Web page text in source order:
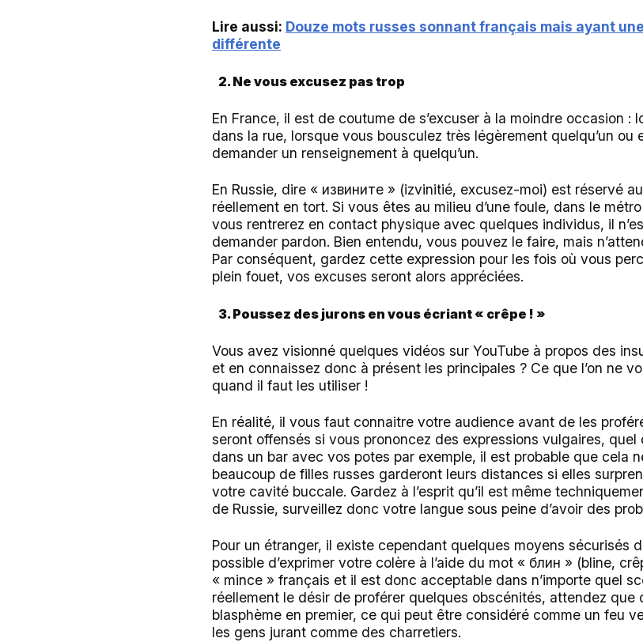
Lire aussi: Douze mots russes sonnant français mais ayant
différente
2. Ne vous excusez pas trop
En France, il est de coutume de s’excuser à la moindre occasion :
dans la rue, lorsque vous bousculez très légèrement quelqu’un ou
demander un renseignement à quelqu’un.
En Russie, dire « извините » (izvinitié, excusez-moi) est réservé
réellement en tort. Si vous êtes au milieu d’une foule, dans le
vous rentrerez en contact physique avec quelques individus, il
demander pardon. Bien entendu, vous pouvez le faire, mais
Par conséquent, gardez cette expression pour les fois où vous
plein fouet, vos excuses seront alors appréciées.
3. Poussez des jurons en vous écriant « crêpe ! »
Vous avez visionné quelques vidéos sur YouTube à propos des
et en connaissez donc à présent les principales ? Ce que l’on ne
quand il faut les utiliser !
En réalité, il vous faut connaitre votre audience avant de les
seront offensés si vous prononcez des expressions vulgaires,
dans un bar avec vos potes par exemple, il est probable que cela
beaucoup de filles russes garderont leurs distances si elles
votre cavité buccale. Gardez à l’esprit qu’il est même
de Russie, surveillez donc votre langue sous peine d’avoir des
Pour un étranger, il existe cependant quelques moyens sécurisés
possible d’exprimer votre colère à l’aide du mot « блин » (bline,
« mince » français et il est donc acceptable dans n’importe quel
réellement le désir de proférer quelques obscénités, attendez que
blasphème en premier, ce qui peut être considéré comme un feu
les gens jurant comme des charretiers.